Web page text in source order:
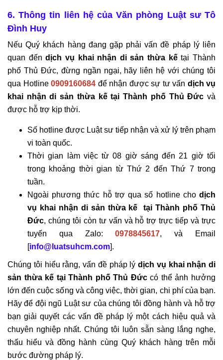
cứu-
ấn
phẩm
viết
Bản
tin
pháp
luật
Cập
pháp
Hỏi
đáp
thừa
kế
Hỏi
đáp
nhà
đất
6. Thông tin liên hệ của Văn phòng Luật sư Tô
Đình Huy
Nếu Quý khách hàng đang gặp phải vấn đề pháp lý liên
quan đếndịch vụ khai nhận di sản thừa kếtại Thành
phố Thủ Đức, đừng ngần ngại, hãy liên hệ với chúng tôi
qua Hotline 0909160684 để nhận được sự tư vấn dịch vụ
khai nhận di sản thừa kế tại Thành phố Thủ Đức và
được hỗ trợ kịp thời.
Số hotline được Luật sư tiếp nhận và xử lý trên phạm
vi toàn quốc.
Thời gian làm việc từ 08 giờ sáng đến 21 giờ tối
trong khoảng thời gian từ Thứ 2 đến Thứ 7 trong
tuần.
Ngoài phương thức hỗ trợ qua số hotline cho dịch
vụ khai nhận di sản thừa kế tại Thành phố Thủ
Đức, chúng tôi còn tư vấn và hỗ trợ trực tiếp và trực
tuyến qua Zalo:0978845617, và Email
[info@luatsuhcm.com].
Chúng tôi hiểu rằng, vấn đề pháp lý dịch vụ khai nhận di
sản thừa kế tại Thành phố Thủ Đứccó thể ảnh hưởng
lớn đến cuộc sống và công việc, thời gian, chi phí của bạn.
Hãy để đội ngũ Luật sư của chúng tôi đồng hành và hỗ trợ
bạn giải quyết các vấn đề pháp lý một cách hiệu quả và
chuyên nghiệp nhất. Chúng tôi luôn sẵn sàng lắng nghe,
thấu hiểu và đồng hành cùng Quý khách hàng trên mỗi
bước đường pháp lý.